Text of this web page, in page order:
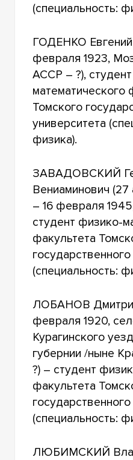
(специальность:
ГОДЕНКО
февраля 1923,
АССР – ?),
математического
Томского
университета
физика).
ЗАВАДОВСКИЙ
Вениаминович (27
– 16 февраля
студент физико-
факультета
(специальность:
ЛОБАНОВ
февраля 1920,
Курагинского
губернии /ныне
?) – студент
факультета
(специальность:
ЛЮБИМСКИЙ